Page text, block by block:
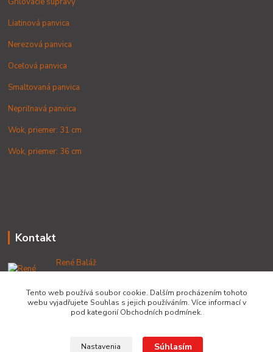
Liatinová panvica
Nerezová panvica
Oceľová panvica
Smaltovaná panvica
Nepriľnavá panvica
Wok, priemer: 31 cm
Wok, priemer: 36 cm
Kontakt
René Baláž
+421 902 212 007
od 8:00 - do 16:00 hod
info@lacnekotliky.sk
Tento web používá soubor cookie. Dalším procházením tohoto
webu vyjadřujete Souhlas s jejich používáním. Více informací v
pod kategorií Obchodních podmínek.
Nastavenia Súhlasím